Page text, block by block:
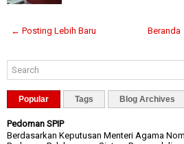
← Posting Lebih Baru Beranda
Popular Tags Blog Archives
Pedoman SPIP
Berdasarkan Keputusan Menteri Agama